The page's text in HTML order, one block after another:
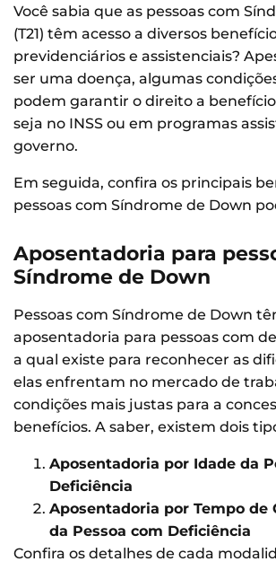
Você sabia que as pessoas com
(T21) têm acesso a diversos
previdenciários e assistenciais?
ser uma doença, algumas
podem garantir o direito a
seja no INSS ou em programas
governo.
Em seguida, confira os principais
pessoas com Síndrome de Down
Aposentadoria para
Síndrome de Down
Pessoas com Síndrome de Down
aposentadoria para pessoas com
a qual existe para reconhecer as
elas enfrentam no mercado de
condições mais justas para a
benefícios. A saber, existem dois
Aposentadoria por Idade da
Deficiência
Aposentadoria por Tempo de
da Pessoa com Deficiência
Confira os detalhes de cada